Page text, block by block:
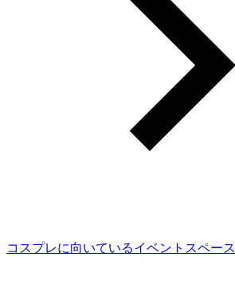
コスプレに向いているイベントスペース